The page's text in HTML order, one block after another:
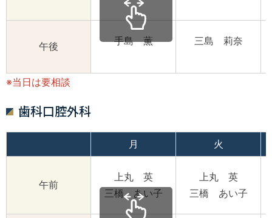
午後 手島 薫 三島 莉奈
※当日は要相談
歯科口腔外科
月 火
午前
上丸 英
三橋 あい子
上丸 英
三橋 あい子